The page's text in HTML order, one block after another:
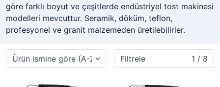
göre farklı boyut ve çeşitlerde endüstriyel tost makinesi
modelleri mevcuttur. Seramik, döküm, teflon,
profesyonel ve granit malzemeden üretilebilirler.
Filtrele 1 / 8